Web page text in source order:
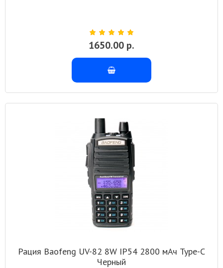
1650.00 р.
Рация Baofeng UV-82 8W IP54 2800 мАч Type-C
Черный